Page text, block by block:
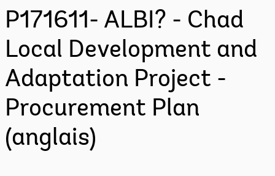
P171611- ALBI? - Chad
Local Development and
Adaptation Project -
Procurement Plan
(anglais)